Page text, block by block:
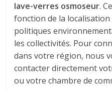
lave-verres osmoseur.
fonction de la
politiques
les collectivités. Pour
dans votre région, nous
contacter directement
ou votre chambre de